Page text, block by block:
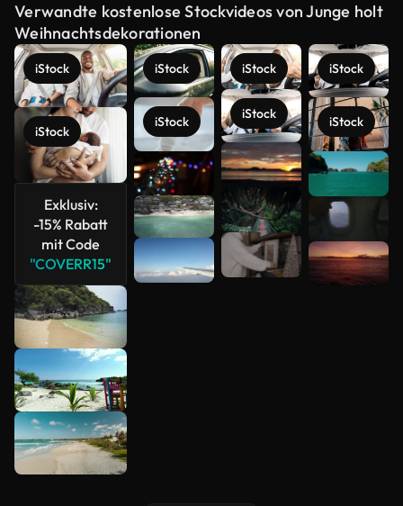
Verwandte kostenlose Stockvideos von Junge holt
Weihnachtsdekorationen
iStock
iStock
Exklusiv:
-15% Rabatt
mit Code
"COVERR15"
iStock
iStock
iStock
iStock
iStock
iStock
Mehr
anzeigen